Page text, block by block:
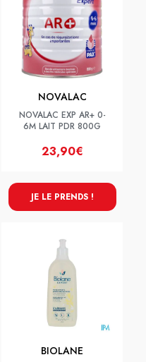
NOVALAC
NOVALAC EXP AR+ 0-
6M LAIT PDR 800G
23,90€
JE LE PRENDS !
BIOLANE